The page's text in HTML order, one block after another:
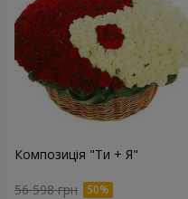
Композиція "Ти + Я"
56 598 грн